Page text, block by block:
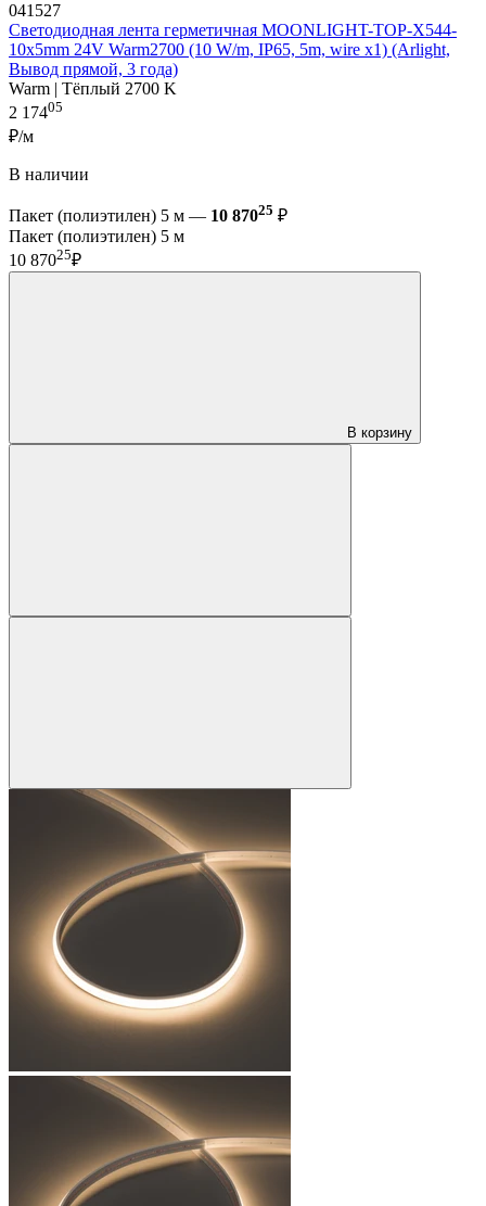
041527
Светодиодная лента герметичная MOONLIGHT-TOP-X544-
10x5mm 24V Warm2700 (10 W/m, IP65, 5m, wire x1) (Arlight,
Вывод прямой, 3 года)
Warm | Тёплый 2700 K
2 17405
₽/м
В наличии
Пакет (полиэтилен) 5 м — 10 87025 ₽
Пакет (полиэтилен) 5 м
10 87025₽
В корзину